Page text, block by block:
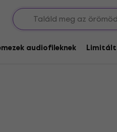
audiofileknek